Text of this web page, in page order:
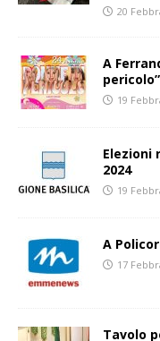
20
A
pericolo”
19
Elezioni
2024
19
A
17
Tavolo